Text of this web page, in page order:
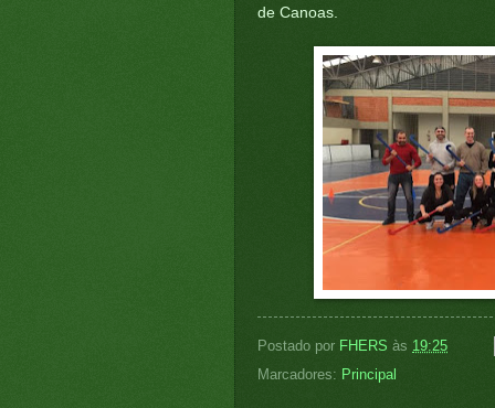
de Canoas.
Postado por FHERS às 19:25
Marcadores: Principal